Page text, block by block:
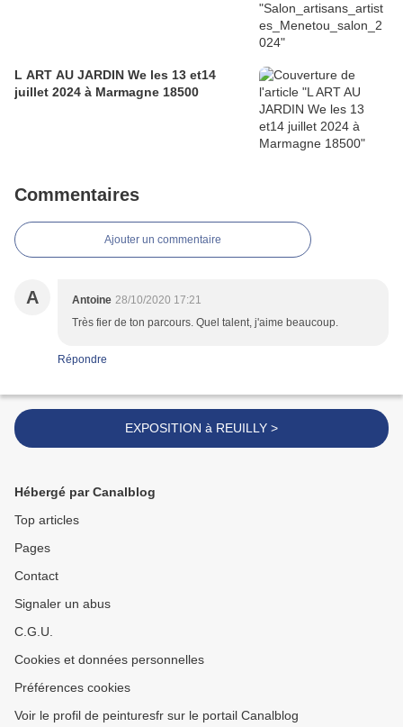
L ART AU JARDIN We les 13 et14
juillet 2024 à Marmagne 18500
Commentaires
Ajouter un commentaire
A Antoine 28/10/2020 17:21
Très fier de ton parcours. Quel talent, j'aime beaucoup.
Répondre
EXPOSITION à REUILLY >
Hébergé par Canalblog
Top articles
Pages
Contact
Signaler un abus
C.G.U.
Cookies et données personnelles
Préférences cookies
Voir le profil de peinturesfr sur le portail Canalblog